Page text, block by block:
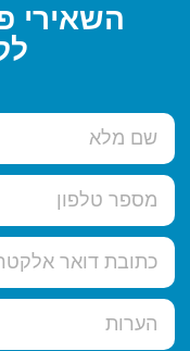
השאירי